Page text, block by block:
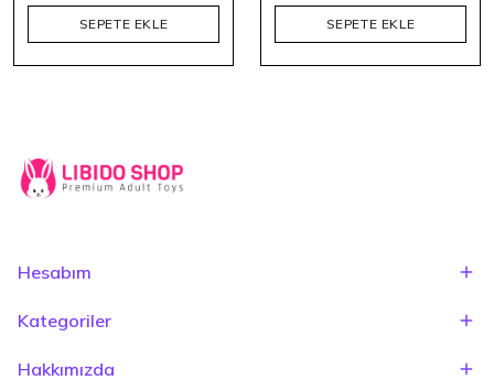
SEPETE EKLE SEPETE EKLE
Hesabım
Kategoriler
Hakkımızda